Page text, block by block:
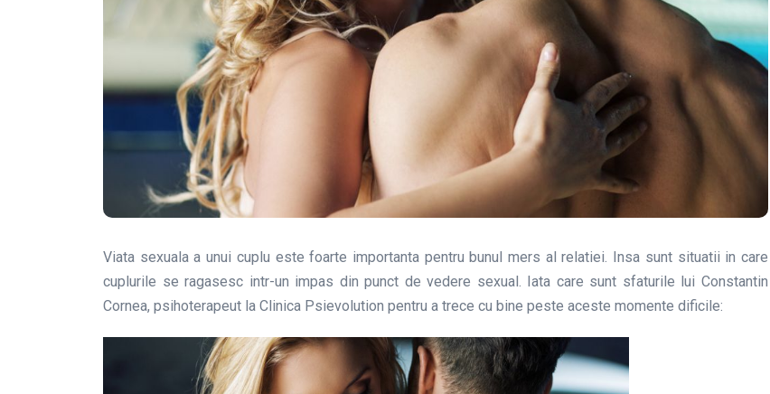
Viata sexuala a unui cuplu este foarte importanta pentru bunul mers al relatiei. Insa sunt situatii in care
cuplurile se ragasesc intr-un impas din punct de vedere sexual. Iata care sunt sfaturile lui Constantin
Cornea, psihoterapeut la Clinica Psievolution pentru a trece cu bine peste aceste momente dificile: